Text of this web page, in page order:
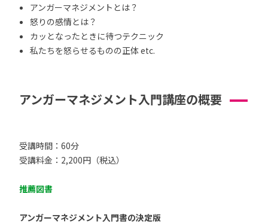
アンガーマネジメントとは？
怒りの感情とは？
カッとなったときに待つテクニック
私たちを怒らせるものの正体 etc.
アンガーマネジメント入門講座の概要
受講時間：60分
受講料金：2,200円（税込）
推薦図書
アンガーマネジメント入門書の決定版